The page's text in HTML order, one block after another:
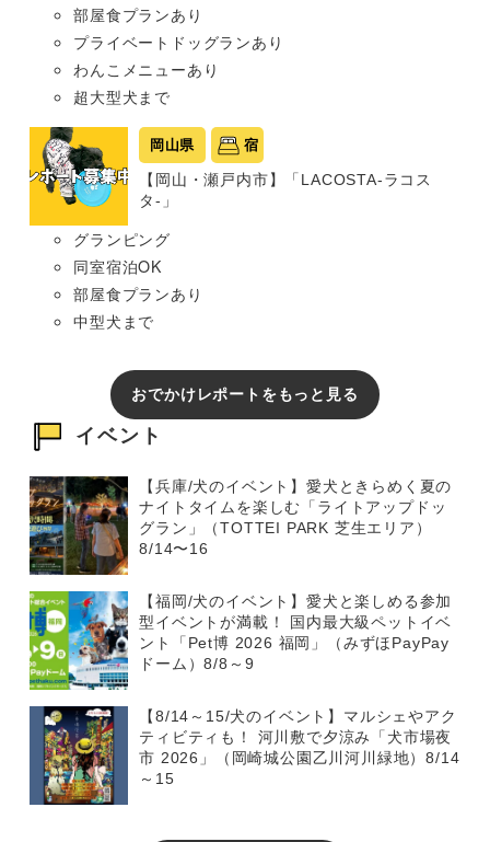
部屋食プランあり
プライベートドッグランあり
わんこメニューあり
超大型犬まで
岡山県 宿
【岡山・瀬戸内市】「LACOSTA-ラコス
タ-」
グランピング
同室宿泊OK
部屋食プランあり
中型犬まで
おでかけレポートをもっと見る
イベント
【兵庫/犬のイベント】愛犬ときらめく夏の
ナイトタイムを楽しむ「ライトアップドッ
グラン」（TOTTEI PARK 芝生エリア）
8/14〜16
【福岡/犬のイベント】愛犬と楽しめる参加
型イベントが満載！ 国内最大級ペットイベ
ント「Pet博 2026 福岡」（みずほPayPay
ドーム）8/8～9
【8/14～15/犬のイベント】マルシェやアク
ティビティも！ 河川敷で夕涼み「犬市場夜
市 2026」（岡崎城公園乙川河川緑地）8/14
～15